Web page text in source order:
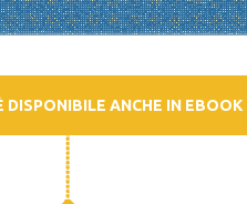
DISPONIBILE ANCHE IN EBOOK